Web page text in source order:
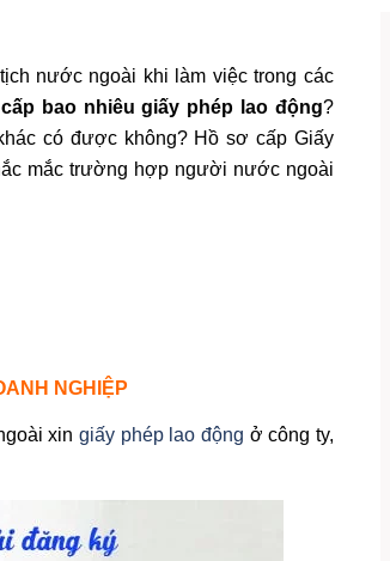
nước ngoài khi làm việc trong các
bao nhiêu giấy phép lao động?
có được không? Hồ sơ cấp Giấy
mắc trường hợp người nước ngoài
NGHIỆP
xingiấy phép lao động ở công ty,